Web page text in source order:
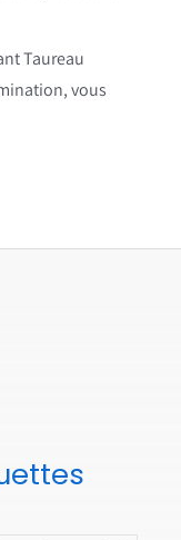
Taureau
vous